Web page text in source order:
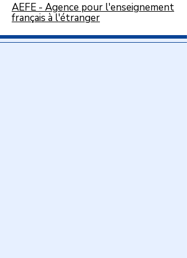
AEFE - Agence pour l'enseignement
français à l'étranger